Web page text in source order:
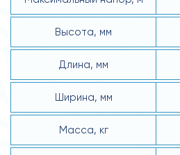
Высота, мм
Длина, мм
Ширина, мм
Масса, кг